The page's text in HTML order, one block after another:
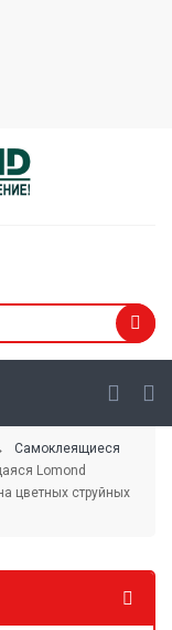
Самоклеящиеся
Lomond
цветных струйных